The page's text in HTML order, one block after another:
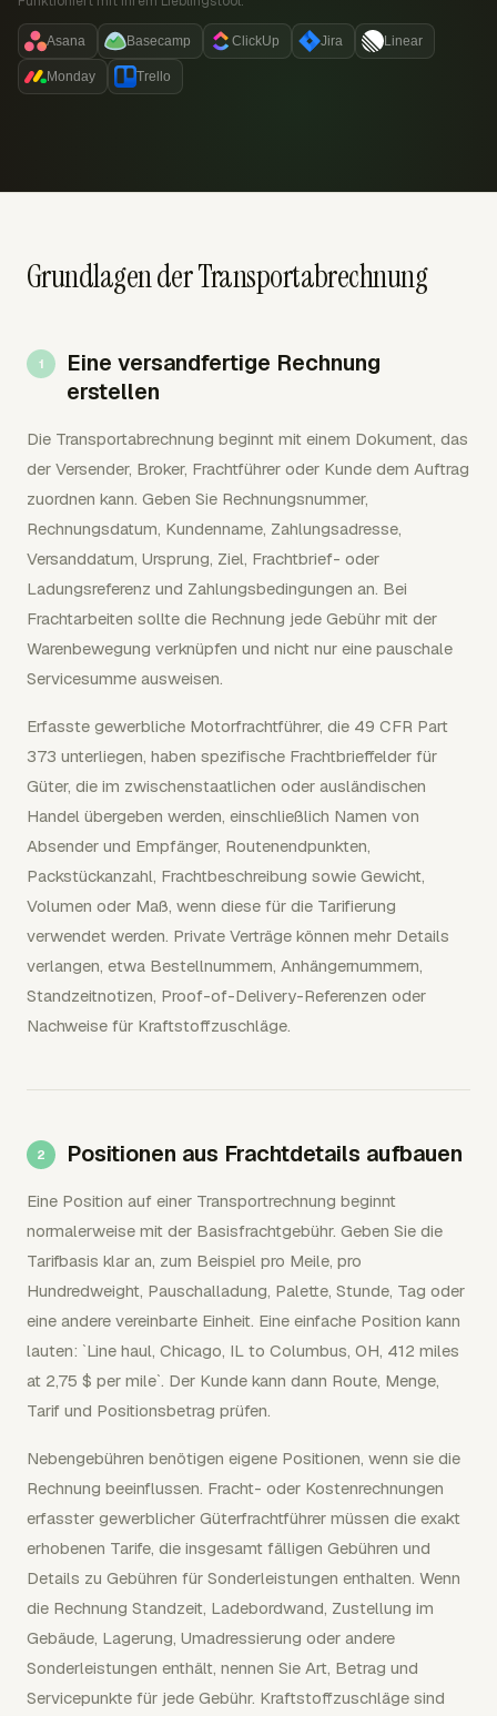
Asana Basecamp ClickUp Jira Linear
Monday Trello
Grundlagen der Transportabrechnung
Eine versandfertige Rechnung
erstellen
Die Transportabrechnung beginnt mit einem Dokument, das
der Versender, Broker, Frachtführer oder Kunde dem Auftrag
zuordnen kann. Geben Sie Rechnungsnummer,
Rechnungsdatum, Kundenname, Zahlungsadresse,
Versanddatum, Ursprung, Ziel, Frachtbrief- oder
Ladungsreferenz und Zahlungsbedingungen an. Bei
Frachtarbeiten sollte die Rechnung jede Gebühr mit der
Warenbewegung verknüpfen und nicht nur eine pauschale
Servicesumme ausweisen.
Erfasste gewerbliche Motorfrachtführer, die 49 CFR Part
373 unterliegen, haben spezifische Frachtbrieffelder für
Güter, die im zwischenstaatlichen oder ausländischen
Handel übergeben werden, einschließlich Namen von
Absender und Empfänger, Routenendpunkten,
Packstückanzahl, Frachtbeschreibung sowie Gewicht,
Volumen oder Maß, wenn diese für die Tarifierung
verwendet werden. Private Verträge können mehr Details
verlangen, etwa Bestellnummern, Anhängernummern,
Standzeitnotizen, Proof-of-Delivery-Referenzen oder
Nachweise für Kraftstoffzuschläge.
Positionen aus Frachtdetails aufbauen
Eine Position auf einer Transportrechnung beginnt
normalerweise mit der Basisfrachtgebühr. Geben Sie die
Tarifbasis klar an, zum Beispiel pro Meile, pro
Hundredweight, Pauschalladung, Palette, Stunde, Tag oder
eine andere vereinbarte Einheit. Eine einfache Position kann
lauten: `Line haul, Chicago, IL to Columbus, OH, 412 miles
at 2,75 $ per mile`. Der Kunde kann dann Route, Menge,
Tarif und Positionsbetrag prüfen.
Nebengebühren benötigen eigene Positionen, wenn sie die
Rechnung beeinflussen. Fracht- oder Kostenrechnungen
erfasster gewerblicher Güterfrachtführer müssen die exakt
erhobenen Tarife, die insgesamt fälligen Gebühren und
Details zu Gebühren für Sonderleistungen enthalten. Wenn
die Rechnung Standzeit, Ladebordwand, Zustellung im
Gebäude, Lagerung, Umadressierung oder andere
Sonderleistungen enthält, nennen Sie Art, Betrag und
Servicepunkte für jede Gebühr. Kraftstoffzuschläge sind